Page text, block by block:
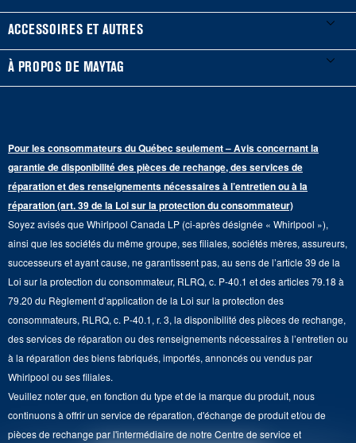
Guides et documentation
Planifier une installation
Programmes de service prolongé
Pièces de rechange
Aide sur les produits
Suivre ma commande
Services de livraison et d'installation
Retours et échanges
Accessibilité
Services d'abonnement
Résidents du Québec
Laveuses à chargement frontal
Laveuses à chargement vertical
Sécheuses au gaz
Piédestaux de lessive
Qualité Commerciale
Duos de Lessive
Réfrigérateurs
Portes françaises
Cuisinières
Fours muraux
Hottes
Fours à micro-ondes
ACCESSOIRES ET AUTRES
Accessoires
À PROPOS DE MAYTAG
Communiquez avec nous
Monsieur Maytag
Carrières
Whirlpool et Corporation
Whirlpool au Canada
Pour les consommateurs du Québec seulement – Avis concernant la
garantie de disponibilité des pièces de rechange, des services de
réparation et des renseignements nécessaires à l’entretien ou à la
réparation (art. 39 de la Loi sur la protection du consommateur)
Soyez avisés que Whirlpool Canada LP (ci-après désignée « Whirlpool »),
ainsi que les sociétés du même groupe, ses filiales, sociétés mères, assureurs,
successeurs et ayant cause, ne garantissent pas, au sens de l’article 39 de la
Loi sur la protection du consommateur, RLRQ, c. P-40.1 et des articles 79.18 à
79.20 du Règlement d’application de la Loi sur la protection des
consommateurs, RLRQ, c. P-40.1, r. 3, la disponibilité des pièces de rechange,
des services de réparation ou des renseignements nécessaires à l’entretien ou
à la réparation des biens fabriqués, importés, annoncés ou vendus par
Whirlpool ou ses filiales.
Veuillez noter que, en fonction du type et de la marque du produit, nous
continuons à offrir un service de réparation, d'échange de produit et/ou de
pièces de rechange par l'intermédiaire de notre Centre de service et